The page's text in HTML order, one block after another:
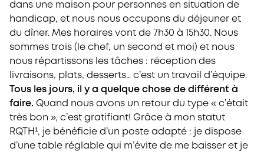
dans une maison pour personnes en situation de
handicap, et nous nous occupons du déjeuner et
du dîner. Mes horaires vont de 7h30 à 15h30. Nous
sommes trois (le chef, un second et moi) et nous
nous répartissons les tâches : réception des
livraisons, plats, desserts… c’est un travail d’équipe.
Tous les jours, il y a quelque chose de différent à
faire. Quand nous avons un retour du type « c’était
très bon », c’est gratifiant! Grâce à mon statut
RQTH¹, je bénéficie d’un poste adapté : je dispose
d’une table réglable qui m’évite de me baisser et je